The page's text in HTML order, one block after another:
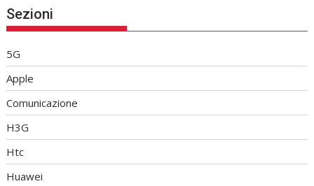
Sezioni
5G
Apple
Comunicazione
H3G
Htc
Huawei